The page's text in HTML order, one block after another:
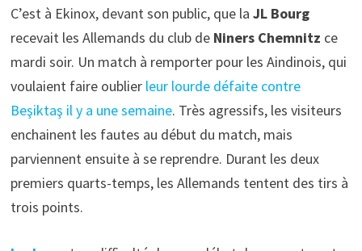
C’est à Ekinox, devant son public, que laJL Bourg
recevait les Allemands du club de Niners Chemnitz ce
mardi soir. Un match à remporter pour les Aindinois, qui
voulaient faire oublier leur lourde défaite contre
Beşiktaş il y a une semaine. Très agressifs, les visiteurs
enchainent les fautes au début du match, mais
parviennent ensuite à se reprendre. Durant les deux
premiers quarts-temps, les Allemands tentent des tirs à
trois points.